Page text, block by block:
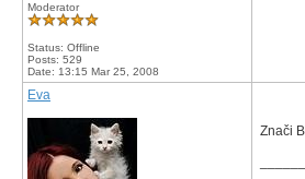
Moderator
Status: Offline
Posts: 529
Date: 13:15 Mar 25, 2008
Eva
Znači